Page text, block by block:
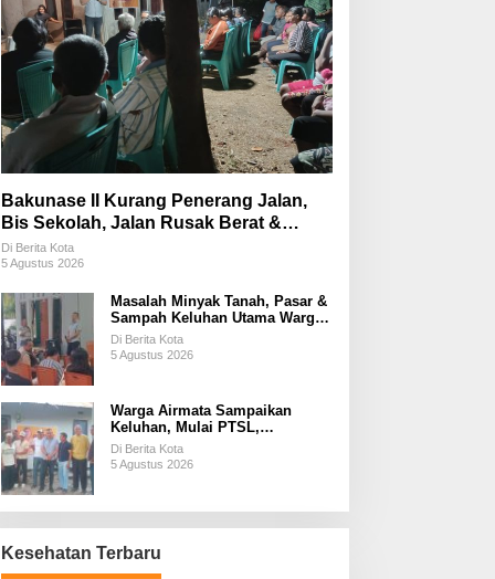
Bakunase II Kurang Penerang Jalan,
Bis Sekolah, Jalan Rusak Berat &
Susah Pupuk Subsidi
Di Berita Kota
5 Agustus 2026
Masalah Minyak Tanah, Pasar &
Sampah Keluhan Utama Warga
Airnona
Di Berita Kota
5 Agustus 2026
Warga Airmata Sampaikan
Keluhan, Mulai PTSL,
Ketersediaan Minyak Tanah &
Lahan Pemakaman
Di Berita Kota
5 Agustus 2026
Kesehatan Terbaru